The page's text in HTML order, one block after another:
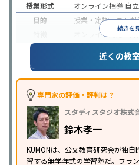
続きを
授業形式
オンライン指導 自
目的
授業・定期テスト対
オンライン対応1科
近くの教
専門家の評価・評判は？
スタディスタジオ株式
鈴木孝一
KUMONは、公文教育研究会が独
習する無学年式の学習塾だ。フラ